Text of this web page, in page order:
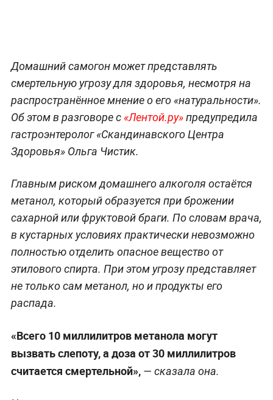
Домашний самогон может представлять
смертельную угрозу для здоровья, несмотря на
распространённое мнение о его «натуральности».
Об этом в разговоре с«Лентой.ру»предупредила
гастроэнтеролог «Скандинавского Центра
Здоровья» Ольга Чистик.
Главным риском домашнего алкоголя остаётся
метанол, который образуется при брожении
сахарной или фруктовой браги. По словам врача,
в кустарных условиях практически невозможно
полностью отделить опасное вещество от
этилового спирта. При этом угрозу представляет
не только сам метанол, но и продукты его
распада.
«Всего 10 миллилитров метанола могут
вызвать слепоту, а доза от 30 миллилитров
считается смертельной», — сказала она.